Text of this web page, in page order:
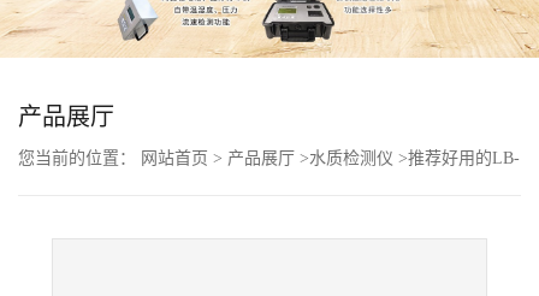
首
页
公
产品展厅
您当前的位置： 网站首页 > 产品展厅 >水质检测仪 >推荐好用的LB-